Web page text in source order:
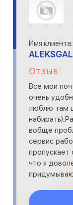
Имя клиента:
Отзыв
Все мои
очень
люблю там
вобще
сервис
пропускает
что я
Так держат